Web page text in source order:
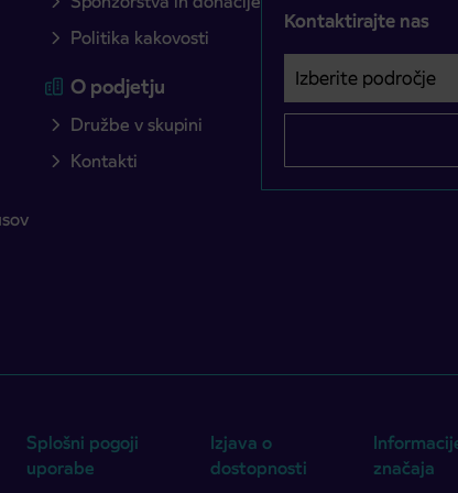
Politika kakovosti
O podjetju
Družbe v skupini
Kontakti
Kontaktirajte nas
Izberite področje
Področje je obvezno
Splošni pogoji
uporabe
Izjava o
dostopnosti
značaja